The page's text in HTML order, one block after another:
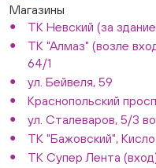
Магазины
ТК Невский (за
ТК "Алмаз" (возле
64/1
ул. Бейвеля, 59
Краснопольский
ул. Сталеваров, 5/3
ТК "Бажовский",
ТК Супер Лента